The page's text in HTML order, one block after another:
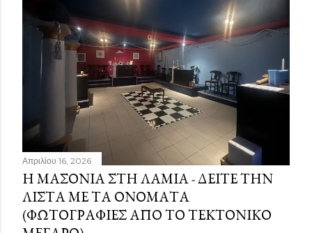
Απριλίου 16, 2026
Η ΜΑΣΟΝΊΑ ΣΤΗ ΛΑΜΊΑ - ΔΕΊΤΕ ΤΗΝ
ΛΊΣΤΑ ΜΕ ΤΑ ΟΝΌΜΑΤΑ
(ΦΩΤΟΓΡΑΦΊΕΣ ΑΠΌ ΤΟ ΤΕΚΤΟΝΙΚΌ